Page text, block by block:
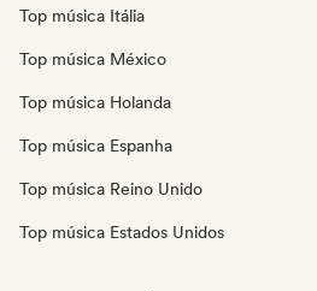
Top música Itália
Top música México
Top música Holanda
Top música Espanha
Top música Reino Unido
Top música Estados Unidos